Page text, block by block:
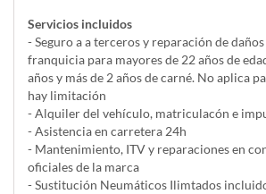
Servicios incluidos
- Seguro a a terceros y reparación de
franquicia para mayores de 22 años de
años y más de 2 años de carné. No aplica
hay limitación
- Alquiler del vehí­culo, matriculacón e
- Asistencia en carretera 24h
- Mantenimiento, ITV y reparaciones en
oficiales de la marca
- Sustitución Neumáticos Ilimtados